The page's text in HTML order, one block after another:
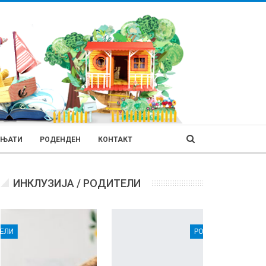
РОДЕНДЕН КОНТАКТ
ИНКЛУЗИЈА / РОДИТЕЛИ
РОДИТЕЛИ